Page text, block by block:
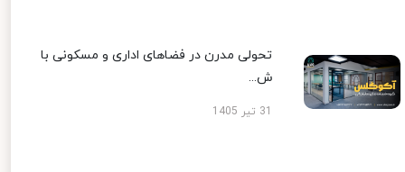
تحولی مدرن در فضاهای اداری و مسکونی با
ش...